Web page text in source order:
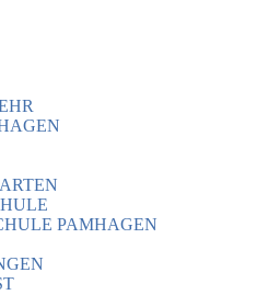
PAMHAGEN